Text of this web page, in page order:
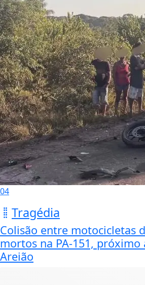
04
Tragédia
Colisão entre motocicletas
mortos na PA-151, próximo
Areião